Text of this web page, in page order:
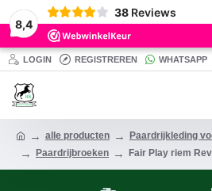
8,4
38 Reviews
LOGIN REGISTREREN WHATSAPP
alle producten
Paardrijkleding
Paardrijbroeken
Fair Play riem